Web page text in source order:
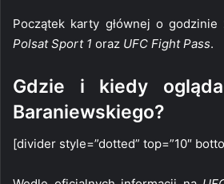
Początek karty głównej o godzinie
Polsat Sport 1 oraz UFC Fight Pass.
Gdzie i kiedy
Baraniewskiego?
[divider style=”dotted” top=”10″